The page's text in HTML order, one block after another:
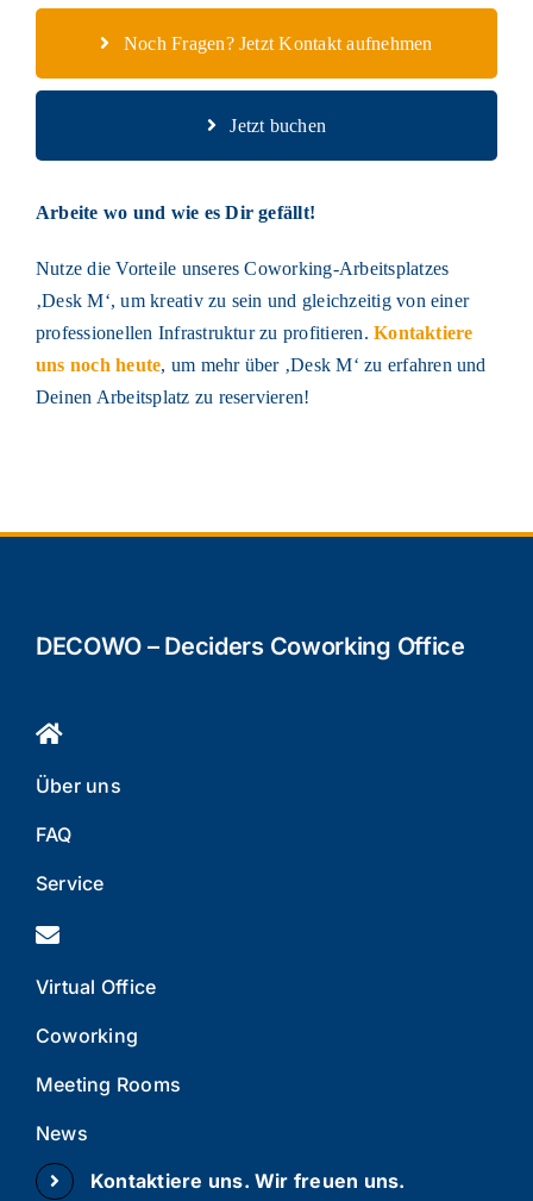
Noch Fragen? Jetzt Kontakt aufnehmen
Jetzt buchen
Arbeite wo und wie es Dir gefällt!
Nutze die Vorteile unseres Coworking-Arbeitsplatzes
‚Desk M‘, um kreativ zu sein und gleichzeitig von einer
professionellen Infrastruktur zu profitieren.Kontaktiere
uns noch heute, um mehr über ‚Desk M‘ zu erfahren und
Deinen Arbeitsplatz zu reservieren!
DECOWO – Deciders Coworking Office
Über uns
FAQ
Service
Virtual Office
Coworking
Meeting Rooms
News
Kontaktiere uns. Wir freuen uns.